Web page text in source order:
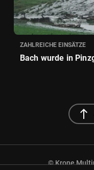
ZAHLREICHE EINSÄTZE
Bach wurde in
north
© Krone